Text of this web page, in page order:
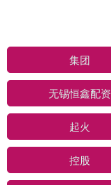
集团
无锡恒鑫配资
起火
控股